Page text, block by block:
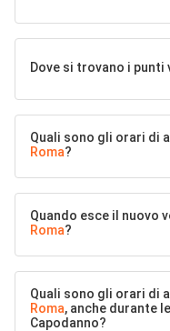
Dove si trovano i punti
Quali sono gli orari di
Roma?
Quando esce il nuovo
Roma?
Quali sono gli orari di
Roma, anche durante
Capodanno?